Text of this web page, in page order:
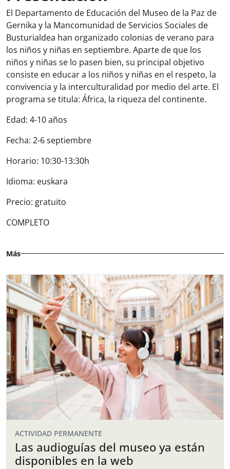
El Departamento de Educación del Museo de la Paz de
Gernika y la Mancomunidad de Servicios Sociales de
Busturialdea han organizado colonias de verano para
los niños y niñas en septiembre. Aparte de que los
niños y niñas se lo pasen bien, su principal objetivo
consiste en educar a los niños y niñas en el respeto, la
convivencia y la interculturalidad por medio del arte. El
programa se titula: África, la riqueza del continente.
Edad: 4-10 años
Fecha: 2-6 septiembre
Horario: 10:30-13:30h
Idioma: euskara
Precio: gratuito
COMPLETO
Más
ACTIVIDAD PERMANENTE
Las audioguías del museo ya están
disponibles en la web